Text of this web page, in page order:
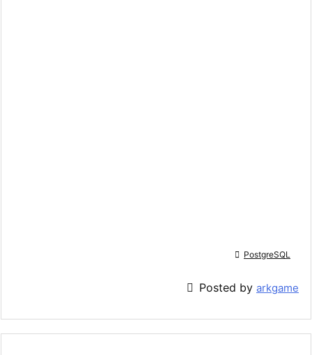
 PostgreSQL
 Posted by arkgame